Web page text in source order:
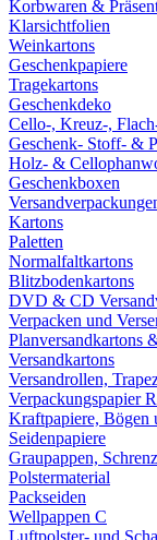
Korbwaren &
Klarsichtfolien
Weinkartons
Geschenkpapiere
Tragekartons
Geschenkdeko
Cello-, Kreuz-,
Geschenk- Stoff- &
Holz- &
Geschenkboxen
Kartons
Paletten
Normalfaltkartons
Blitzbodenkartons
DVD & CD
Verpacken und
Planversandkartons
Versandkartons
Versandrollen,
Verpackungspapier
Kraftpapiere, Bögen
Seidenpapiere
Graupappen,
Polstermaterial
Packseiden
Wellpappen C